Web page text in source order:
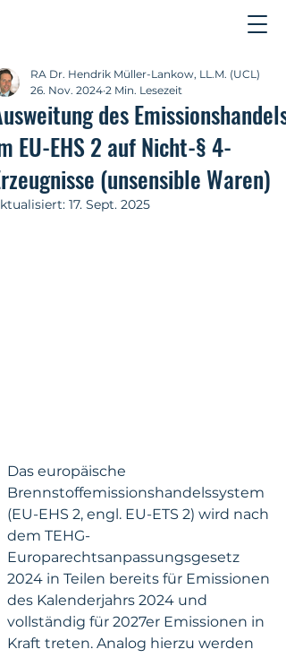
des Emissionshandels
EU-EHS 2 auf Nicht-§ 4-
(unsensible Waren)
RA Dr. Hendrik Müller-Lankow, LL.M. (UCL)
26. Nov. 2024 2 Min. Lesezeit
17. Sept. 2025
Das europäische
Brennstoffemissionshandelssystem
(EU-EHS 2, engl. EU-ETS 2) wird nach
dem TEHG-
Europarechtsanpassungsgesetz
2024 in Teilen bereits für Emissionen
des Kalenderjahrs 2024 und
vollständig für 2027er Emissionen in
Kraft treten. Analog hierzu werden